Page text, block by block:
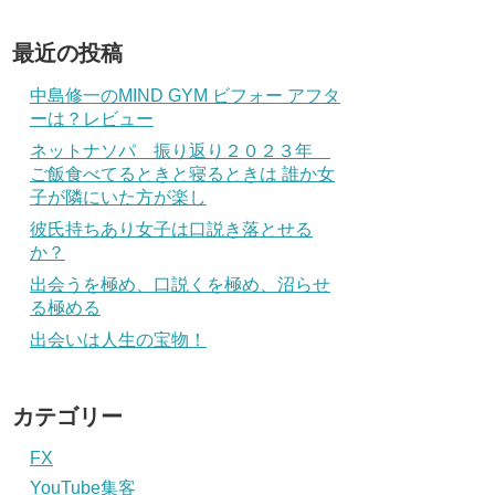
最近の投稿
中島修一のMIND GYM ビフォー アフタ
ーは？レビュー
ネットナソパ 振り返り２０２３年
ご飯食べてるときと寝るときは 誰か女
子が隣にいた方が楽し
彼氏持ちあり女子は口説き落とせる
か？
出会うを極め、口説くを極め、沼らせ
る極める
出会いは人生の宝物！
カテゴリー
FX
YouTube集客